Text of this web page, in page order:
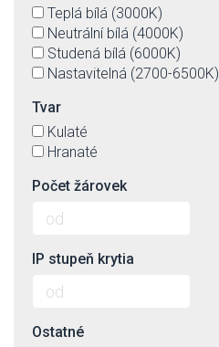
Teplá bílá (3000K)
Neutrální bílá (4000K)
Studená bílá (6000K)
Nastavitelná (2700-6500K)
Tvar
Kulaté
Hranaté
Počet žárovek
IP stupeň krytia
Ostatné